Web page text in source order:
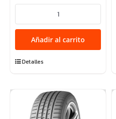
VICTRA
MZ1
XL
TL
Añadir al carrito
Detalles